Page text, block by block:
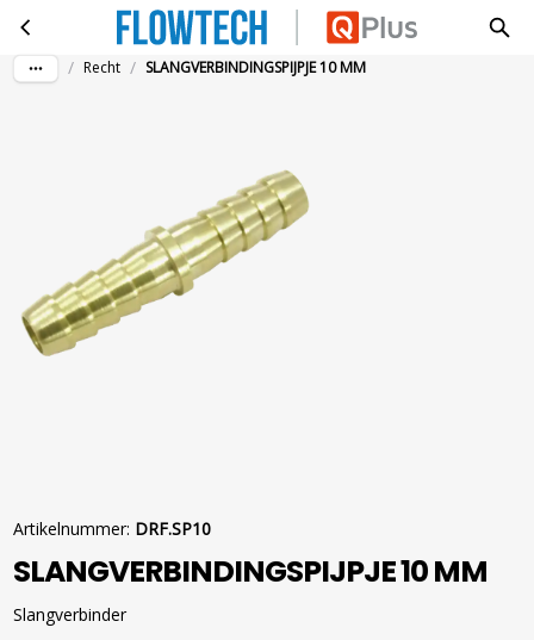
Ga naar hoofdinhoudSLANGVERBINDINGSPIJPJE 10 MM
/ Recht / SLANGVERBINDINGSPIJPJE 10 MM
Artikelnummer: DRF.SP10
SLANGVERBINDINGSPIJPJE 10 MM
Slangverbinder